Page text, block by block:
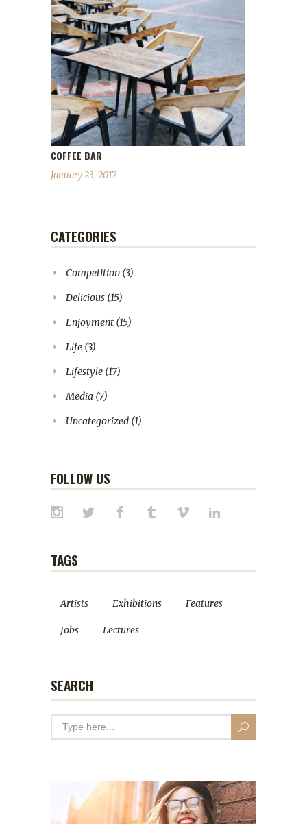
COFFEE BAR
January 23, 2017
CATEGORIES
Competition (3)
Delicious (15)
Enjoyment (15)
Life (3)
Lifestyle (17)
Media (7)
Uncategorized (1)
FOLLOW US
TAGS
Artists Exhibitions Features
Jobs Lectures
SEARCH